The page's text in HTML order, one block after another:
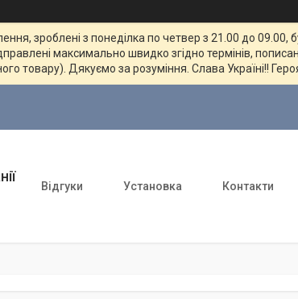
зроблені з понеділка по четвер з 21.00 до 09.00,
максимально швидко згідно термінів,
товару). Дякуємо за розуміння. Слава Україні!!
Відгуки Установка Контакти